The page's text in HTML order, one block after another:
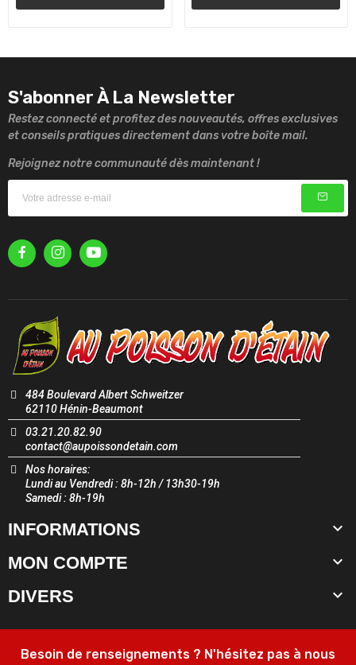
S'abonner À La Newsletter
Restez connecté et profitez des nouveautés, offres exclusives
et conseils pratiques directement dans votre boîte mail.
Rejoignez notre communauté dès maintenant !
484 Boulevard Albert Schweitzer
62110 Hénin-Beaumont
03.21.20.82.90
contact@aupoissondetain.com
Nos horaires:
Lundi au Vendredi : 8h-12h / 13h30-19h
Samedi : 8h-19h
INFORMATIONS 
MON COMPTE 
DIVERS 
Besoin de renseignements ? N'hésitez pas à nous